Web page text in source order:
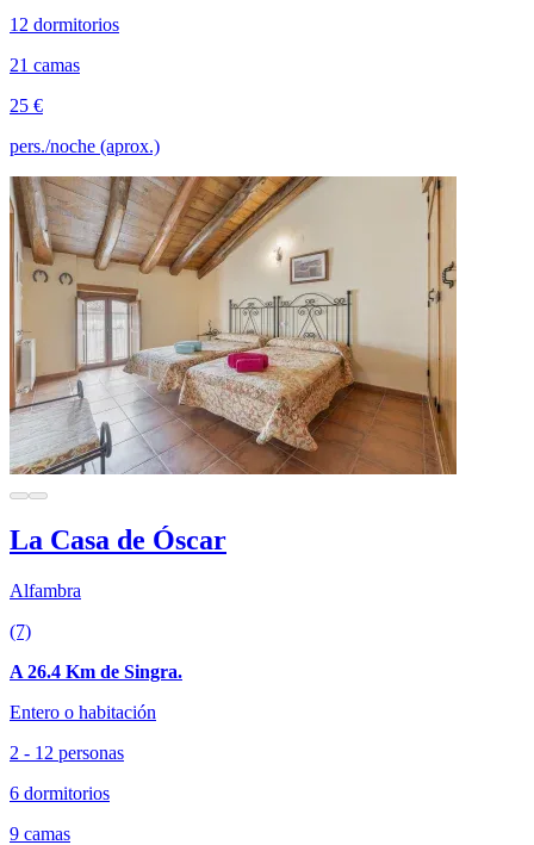
12 dormitorios
21 camas
25 €
pers./noche (aprox.)
La Casa de Óscar
Alfambra
(7)
A 26.4 Km de Singra.
Entero o habitación
2 - 12 personas
6 dormitorios
9 camas